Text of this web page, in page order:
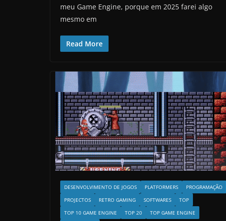
meu Game Engine, porque em 2025 farei algo
mesmo em
Read More
DESENVOLVIMENTO DE JOGOS PLATFORMERS
PROGRAMAÇÃO
PROJECTOS
RETRO GAMING SOFTWARES
TOP
TOP 10 GAME ENGINE
TOP 20
TOP GAME ENGINE